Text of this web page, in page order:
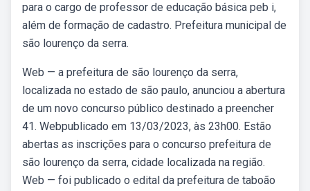
para o cargo de professor de educação básica peb i,
além de formação de cadastro. Prefeitura municipal de
são lourenço da serra.
Web — a prefeitura de são lourenço da serra,
localizada no estado de são paulo, anunciou a abertura
de um novo concurso público destinado a preencher
41. Webpublicado em 13/03/2023, às 23h00. Estão
abertas as inscrições para o concurso prefeitura de
são lourenço da serra, cidade localizada na região.
Web — foi publicado o edital da prefeitura de taboão